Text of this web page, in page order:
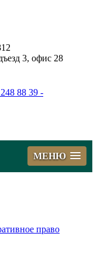
3, офис 28
248 88 39 -
МЕНЮ
право